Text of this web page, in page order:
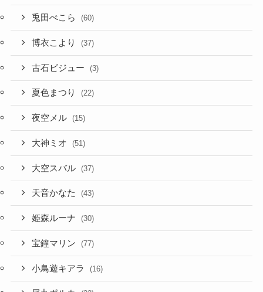
兎田ぺこら (60)
博衣こより (37)
古石ビジュー (3)
夏色まつり (22)
夜空メル (15)
大神ミオ (51)
大空スバル (37)
天音かなた (43)
姫森ルーナ (30)
宝鐘マリン (77)
小鳥遊キアラ (16)